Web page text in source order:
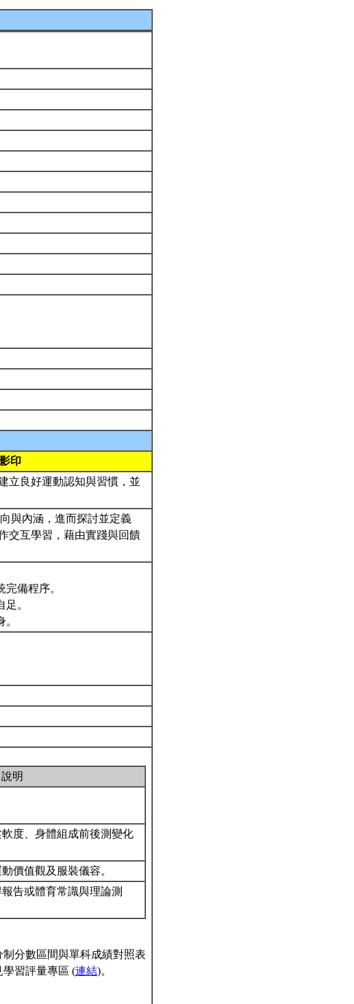
印
立良好運動認知與習慣，並
與內涵，進而探討並定義
交互學習，藉由實踐與回饋
備程序。
。
。
說明
度、身體組成前後測變化
價值觀及服裝儀容。
告或體育常識與理論測
分數區間與單科成績對照表
習評量專區 (連結)。